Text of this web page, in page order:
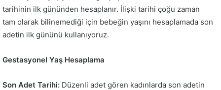
tarihinin ilk gününden hesaplanır. İlişki tarihi çoğu zaman
tam olarak bilinemediği için bebeğin yaşını hesaplamada son
adetin ilk gününü kullanıyoruz.
Gestasyonel Yaş Hesaplama
Son Adet Tarihi: Düzenli adet gören kadınlarda son adetin